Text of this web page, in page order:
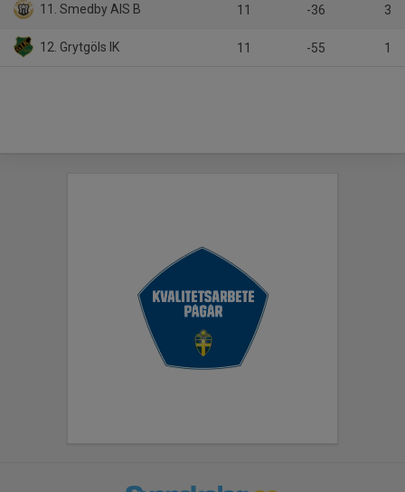
11. Smedby AIS B 11 -36 3
12. Grytgöls IK 11 -55 1